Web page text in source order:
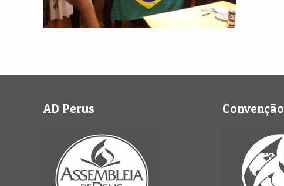
AD Perus Convenção